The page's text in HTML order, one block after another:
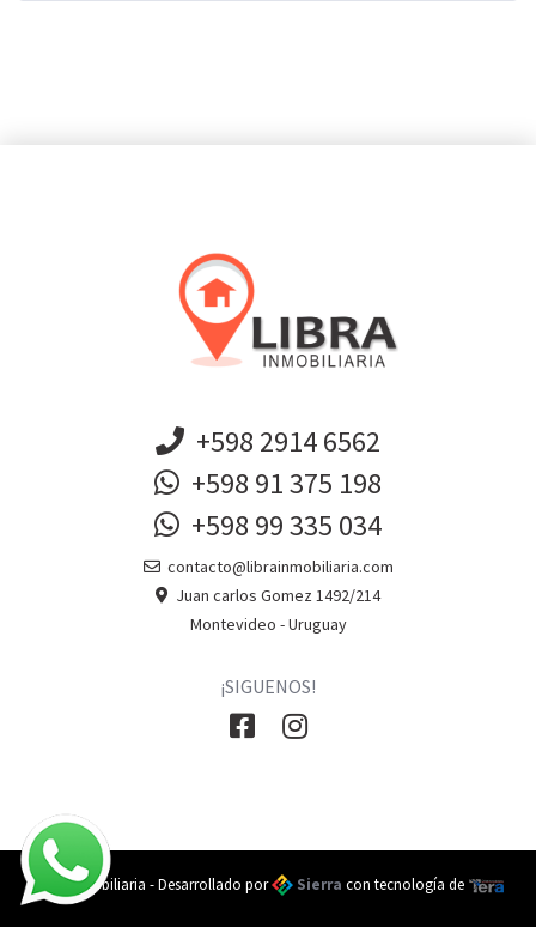
+598 2914 6562
+598 91 375 198
+598 99 335 034
contacto@librainmobiliaria.com
Juan carlos Gomez 1492/214
Montevideo - Uruguay
¡SIGUENOS!
Libra Inmobiliaria - Desarrollado por Sierra con tecnología de